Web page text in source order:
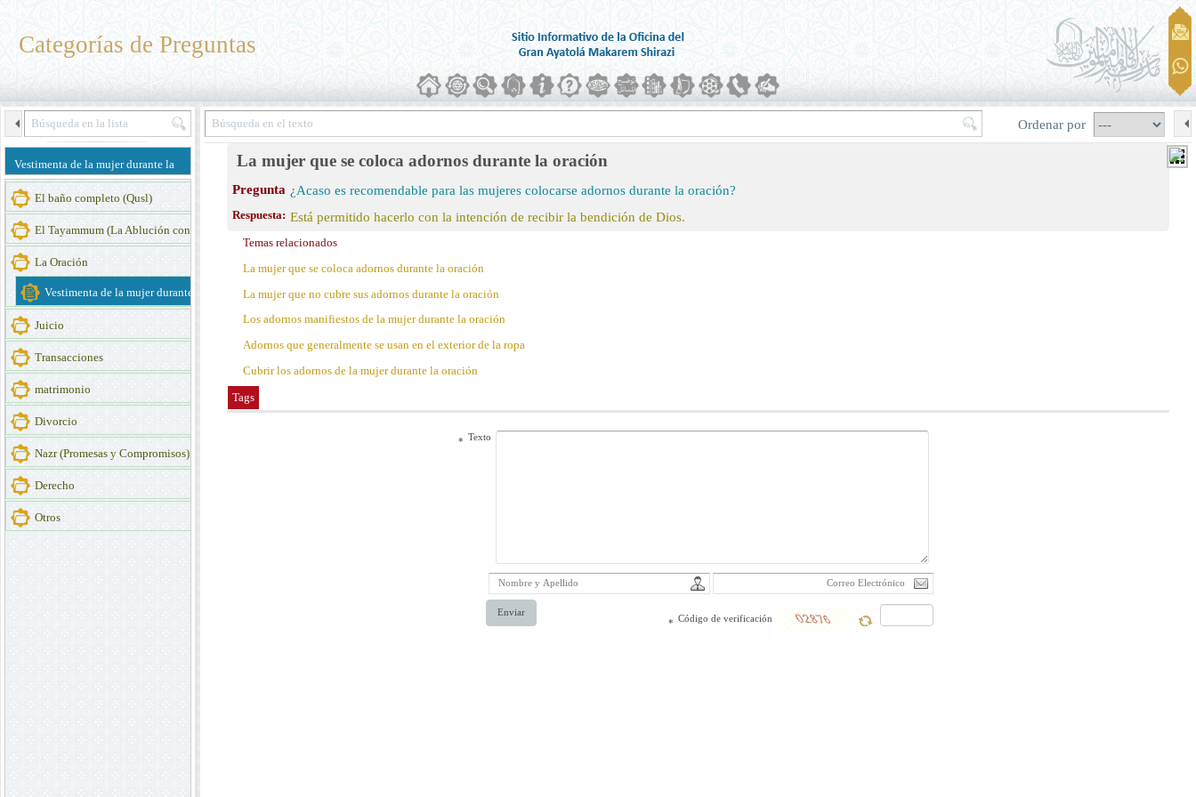
Categorías de Preguntas
Vestimenta de la mujer durante la
oraciónEl baño completo (Qusl)
El Tayammum (La Ablución con tierra)
La Oración
Vestimenta de la mujer durante la oración
Juicio
Transacciones
matrimonio
Divorcio
Nazr (Promesas y Compromisos)
Derecho
Otros
Ordenar por
La mujer que se coloca adornos durante la oración
Pregunta ¿Acaso es recomendable para las mujeres colocarse adornos durante la oración?
Respuesta: Está permitido hacerlo con la intención de recibir la bendición de Dios.
Temas relacionados
La mujer que se coloca adornos durante la oración
La mujer que no cubre sus adornos durante la oración
Los adornos manifiestos de la mujer durante la oración
Adornos que generalmente se usan en el exterior de la ropa
Cubrir los adornos de la mujer durante la oración
Tags
* Texto
Enviar
* Código de verificación